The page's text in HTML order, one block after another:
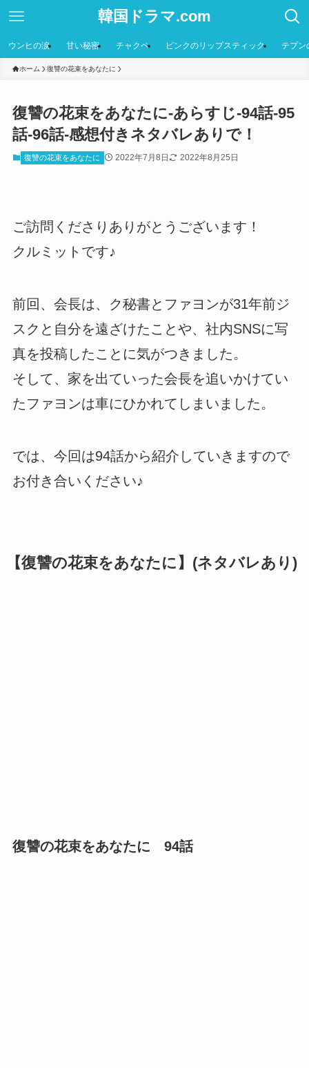
韓国ドラマ.com
ウンヒの涙 甘い秘密 チャクペ ピンクのリップスティック テプン
ホーム 復讐の花束をあなたに
復讐の花束をあなたに-あらすじ-94話-95
話-96話-感想付きネタバレありで！
復讐の花束をあなたに 2022年7月8日 2022年8月25日
ご訪問くださりありがとうございます！
クルミットです♪
前回、会長は、ク秘書とファヨンが31年前ジ
スクと自分を遠ざけたことや、社内SNSに写
真を投稿したことに気がつきました。
そして、家を出ていった会長を追いかけてい
たファヨンは車にひかれてしまいました。
では、今回は94話から紹介していきますので
お付き合いください♪
【復讐の花束をあなたに】(ネタバレあり)
復讐の花束をあなたに 94話